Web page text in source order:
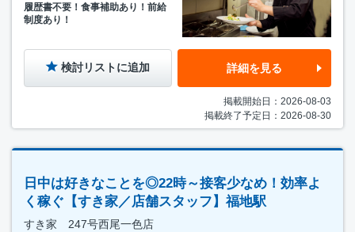
履歴書不要！食事補助あり！前給
制度あり！
検討リストに追加 詳細を見る
掲載開始日：2026-08-03
掲載終了予定日：2026-08-30
日中は好きなことを◎22時～接客少なめ！効率よ
く稼ぐ【すき家／店舗スタッフ】福地駅
すき家 247号西尾一色店